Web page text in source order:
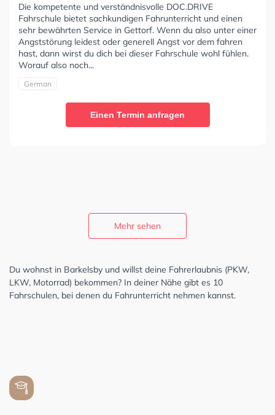
Die kompetente und verständnisvolle DOC.DRIVE
Fahrschule bietet sachkundigen Fahrunterricht und einen
sehr bewährten Service in Gettorf. Wenn du also unter einer
Angststörung leidest oder generell Angst vor dem fahren
hast, dann wirst du dich bei dieser Fahrschule wohl fühlen.
Worauf also noch...
German
Einen Termin anfragen
Mehr sehen
Du wohnst in Barkelsby und willst deine Fahrerlaubnis (PKW,
LKW, Motorrad) bekommen? In deiner Nähe gibt es 10
Fahrschulen, bei denen du Fahrunterricht nehmen kannst.